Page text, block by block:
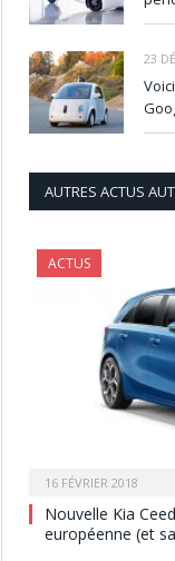
23
AUTRES ACTUS
ACTUS
16 FÉVRIER 2018
Nouvelle Kia
européenne (et